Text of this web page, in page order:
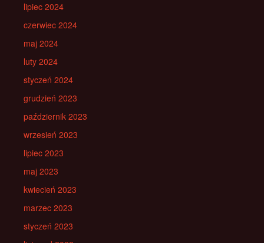
lipiec 2024
czerwiec 2024
maj 2024
luty 2024
styczeń 2024
grudzień 2023
październik 2023
wrzesień 2023
lipiec 2023
maj 2023
kwiecień 2023
marzec 2023
styczeń 2023